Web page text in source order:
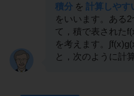
積分 を 計算しやす
をいいます。ある
て，積で表された
を考えます。
と，次のように計